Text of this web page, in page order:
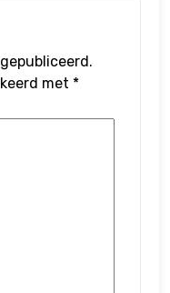
met *